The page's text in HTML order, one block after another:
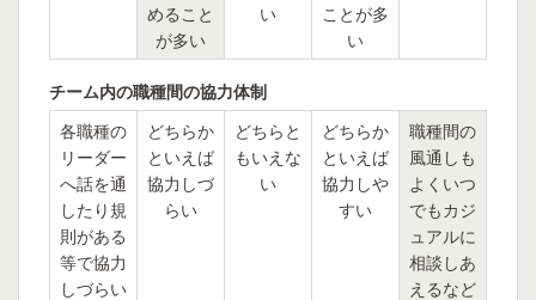
めること
が多い
い
ことが多
い
チーム内の職種間の協力体制
各職種の
リーダー
へ話を通
したり規
則がある
等で協力
しづらい
どちらか
といえば
協力しづ
らい
どちらと
もいえな
い
どちらか
といえば
協力しや
すい
職種間の
風通しも
よくいつ
でもカジ
ュアルに
相談しあ
えるなど